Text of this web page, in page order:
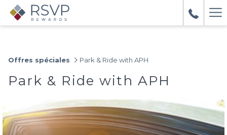
Offres spéciales Park & Ride with APH
Park & Ride with APH